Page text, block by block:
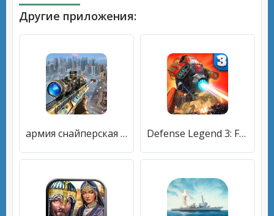
Другие приложения:
армия снайперская легенда: стрельба игры 2020 Defense Legend 3: Future War